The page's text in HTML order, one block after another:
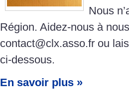
Nous
Région. Aidez-nous à
contact@clx.asso.fr ou
ci-dessous.
En savoir plus »